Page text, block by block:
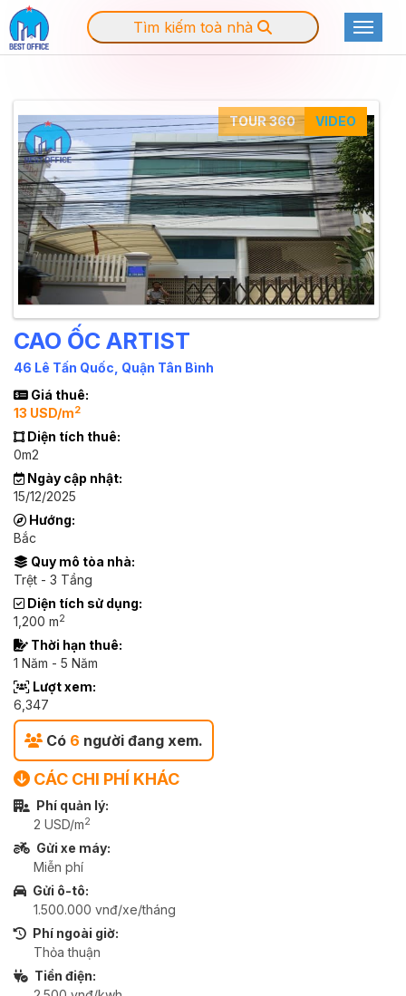
Tìm kiếm toà nhà
TOUR 360 VIDEO
CAO ỐC ARTIST
46 Lê Tấn Quốc, Quận Tân Bình
Giá thuê:
13 USD/m2
Diện tích thuê:
0m2
Ngày cập nhật:
15/12/2025
Hướng:
Bắc
Quy mô tòa nhà:
Trệt - 3 Tầng
Diện tích sử dụng:
1,200 m2
Thời hạn thuê:
1 Năm - 5 Năm
Lượt xem:
6,347
Có 6 người đang xem.
CÁC CHI PHÍ KHÁC
Phí quản lý:
2 USD/m2
Gửi xe máy:
Miễn phí
Gửi ô-tô:
1.500.000 vnđ/xe/tháng
Phí ngoài giờ:
Thỏa thuận
Tiền điện: